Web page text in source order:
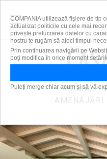
PRIMA
COMPANIA utilizează fişiere de tip
actualizat politicile cu cele mai
privește prelucrarea datelor cu
nostru te rugăm să aloci timpul
Prin continuarea navigării pe
poți modifica în orice moment
Puteți merge chiar acum și să vă